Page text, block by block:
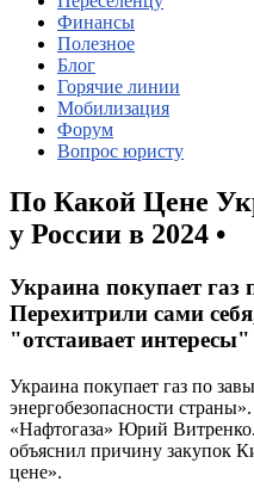
Финансы
Полезное
Блог
Горячие линии
Мобилизация
Форум
Вопрос юристу
По Какой Цене
у России в 2024 •
Украина покупает
Перехитрили сами
"отстаивает интересы"
Украина покупает газ по
энергобезопасности
«Нафтогаза» Юрий
объяснил причину закупок
цене».